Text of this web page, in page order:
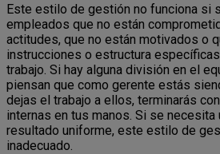
Este estilo de gestión no funciona si
empleados que no están
actitudes, que no están motivados o
instrucciones o estructura
trabajo. Si hay alguna división en el
piensan que como gerente estás
dejas el trabajo a ellos, terminarás
internas en tus manos. Si se necesita
resultado uniforme, este estilo de
inadecuado.